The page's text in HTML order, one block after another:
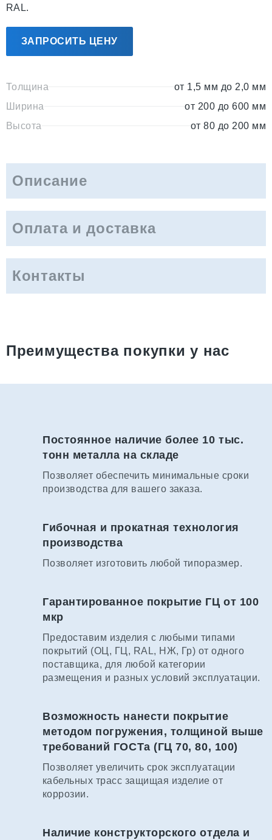
RAL.
ЗАПРОСИТЬ ЦЕНУ
Толщина
от 1,5 мм до 2,0 мм
Ширина
от 200 до 600 мм
Высота
от 80 до 200 мм
Описание
Оплата и доставка
Контакты
Преимущества покупки у нас
Постоянное наличие более 10 тыс.
тонн металла на складе
Позволяет обеспечить минимальные сроки
производства для вашего заказа.
Гибочная и прокатная технология
производства
Позволяет изготовить любой типоразмер.
Гарантированное покрытие ГЦ от 100
мкр
Предоставим изделия с любыми типами
покрытий (ОЦ, ГЦ, RAL, НЖ, Гр) от одного
поставщика, для любой категории
размещения и разных условий эксплуатации.
Возможность нанести покрытие
методом погружения, толщиной выше
требований ГОСТа (ГЦ 70, 80, 100)
Позволяет увеличить срок эксплуатации
кабельных трасс защищая изделие от
коррозии.
Наличие конструкторского отдела и